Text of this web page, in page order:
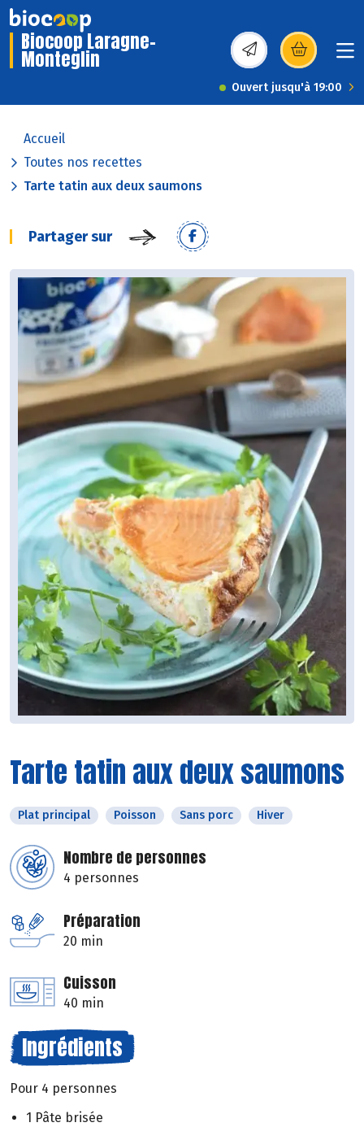
Biocoop Laragne-
Monteglin (s’ouvre dans une
Ouvert jusqu'à 19:00
Accueil
Toutes nos recettes
Tarte tatin aux deux saumons
Partager sur
Tarte tatin aux deux saumons
Plat principal Poisson Sans porc Hiver
Nombre de personnes
4 personnes
Préparation
20 min
Cuisson
40 min
Ingrédients
Pour 4 personnes
1 Pâte brisée